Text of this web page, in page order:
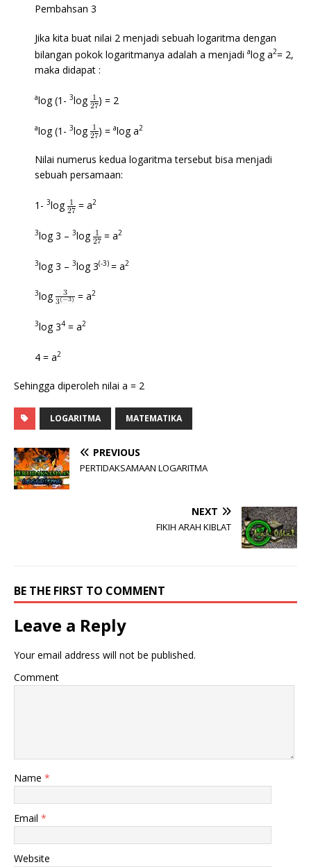
Pembahsan 3
Jika kita buat nilai 2 menjadi sebuah logaritma dengan
bilangan pokok logaritmanya adalah a menjadi alog a2= 2,
maka didapat :
alog (1- 3log ) = 2
alog (1- 3log ) = alog a2
Nilai numerus kedua logaritma tersebut bisa menjadi
sebuah persamaan:
1- 3log = a2
3log 3 – 3log = a2
3log 3 – 3log 3(-3) = a2
3log = a2
3log 34 = a2
4 = a2
Sehingga diperoleh nilai a = 2
LOGARITMA MATEMATIKA
PREVIOUS
PERTIDAKSAMAAN LOGARITMA
NEXT
FIKIH ARAH KIBLAT
BE THE FIRST TO COMMENT
Leave a Reply
Your email address will not be published.
Comment
Name *
Email *
Website